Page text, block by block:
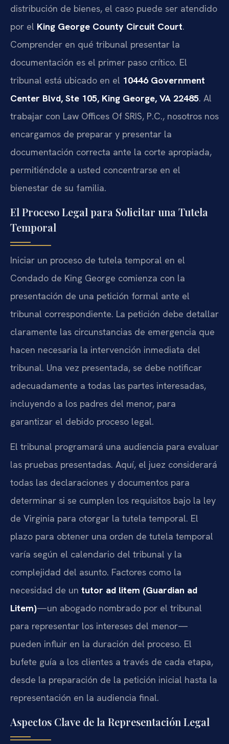
distribución de bienes, el caso puede ser atendido
por el King George County Circuit Court.
Comprender en qué tribunal presentar la
documentación es el primer paso crítico. El
tribunal está ubicado en el 10446 Government
Center Blvd, Ste 105, King George, VA 22485. Al
trabajar con Law Offices Of SRIS, P.C., nosotros nos
encargamos de preparar y presentar la
documentación correcta ante la corte apropiada,
permitiéndole a usted concentrarse en el
bienestar de su familia.
El Proceso Legal para Solicitar una Tutela
Temporal
Iniciar un proceso de tutela temporal en el
Condado de King George comienza con la
presentación de una petición formal ante el
tribunal correspondiente. La petición debe detallar
claramente las circunstancias de emergencia que
hacen necesaria la intervención inmediata del
tribunal. Una vez presentada, se debe notificar
adecuadamente a todas las partes interesadas,
incluyendo a los padres del menor, para
garantizar el debido proceso legal.
El tribunal programará una audiencia para evaluar
las pruebas presentadas. Aquí, el juez considerará
todas las declaraciones y documentos para
determinar si se cumplen los requisitos bajo la ley
de Virginia para otorgar la tutela temporal. El
plazo para obtener una orden de tutela temporal
varía según el calendario del tribunal y la
complejidad del asunto. Factores como la
necesidad de un tutor ad litem (Guardian ad
Litem)—un abogado nombrado por el tribunal
para representar los intereses del menor—
pueden influir en la duración del proceso. El
bufete guía a los clientes a través de cada etapa,
desde la preparación de la petición inicial hasta la
representación en la audiencia final.
Aspectos Clave de la Representación Legal